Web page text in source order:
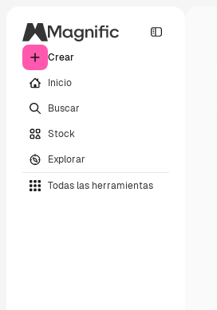
Crear
Inicio
Buscar
Stock
Explorar
Todas las herramientas